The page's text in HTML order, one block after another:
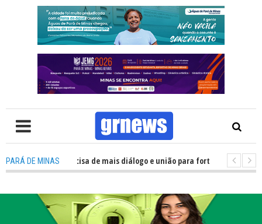
PARÁ DE MINAS
TV: Política precisa de mais diálogo e união para fortalecer Minas e